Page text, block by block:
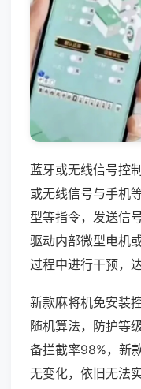
蓝牙或无线信号控
或无线信号与手机
型等指令，发送信
驱动内部微型电机
过程中进行干预，
新款麻将机免安装
随机算法，防护等
备拦截率98%，新
无变化，依旧无法